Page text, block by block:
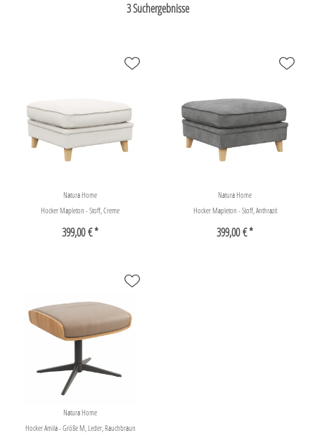
3 Suchergebnisse
Natura Home
Hocker Mapleton - Stoff, Creme
399,00 € *
Natura Home
Hocker Mapleton - Stoff, Anthrazit
399,00 € *
Natura Home
Hocker Amila - Größe M, Leder, Rauchbraun